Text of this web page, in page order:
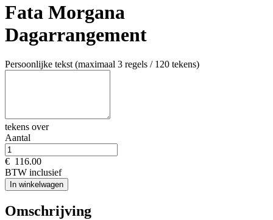
Fata Morgana
Dagarrangement
Persoonlijke tekst (maximaal 3 regels / 120 tekens)
tekens over
Aantal
€ 116.00
BTW inclusief
In winkelwagen
Omschrijving